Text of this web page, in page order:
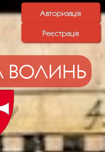
Авторизація
Реєстрація
ВОЛИНЬ